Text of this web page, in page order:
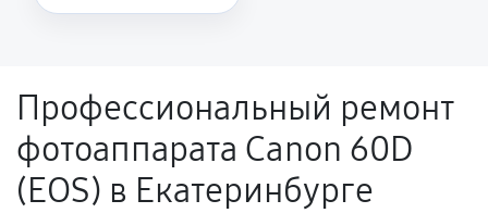
Поломка установленной детали при
нормальной эксплуатации в течение
гарантийного срока.
Несоответствие комплектующей заявленным
Профессиональный ремонт
фотоаппарата Canon 60D
(EOS) в Екатеринбурге